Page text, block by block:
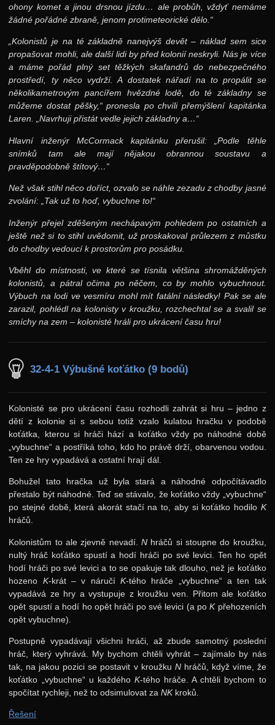
ohony komet a jinou drsnou jízdu… ale probůh, vždyť nemáme
žádné pořádné zbraně, jenom protimeteorické dělo.“
„Kolonistů je na té základně nanejvýš devět – náklad sem sice
propašovat mohli, ale další lidi by před kolonií neskryli. Nás je více
a máme pořád plný set těžkých skafandrů do nebezpečného
prostředí, ty něco vydrží. A dostatek nářadí na to propálit se
několikametrovým pancířem hvězdné lodě, do té základny se
můžeme dostat pěšky,“ pronesla po chvíli přemýšlení kapitánka
Laren. „Navrhuji přistát vedle jejich základny a…“
Hlavní inženýr McCormack kapitánku přerušil: „Podle těhle
snímků tam ale mají nějakou obrannou soustavu a
pravděpodobně štítový…“
Než však stihl něco doříct, ozvalo se náhle zezadu z chodby jasné
zvolání: „Tak už to hoď, vybuchne to!“
Inženýr přejel zděšeným nechápavým pohledem po ostatních a
ještě než si to stihl uvědomit, už proskakoval průlezem z můstku
do chodby vedoucí k prostorům pro posádku.
Vběhl do místnosti, ve které se tísnila většina shromážděných
kolonistů, a pátral očima po něčem, co by mohlo vybuchnout.
Výbuch na lodi ve vesmíru mohl mít fatální následky! Pak se ale
zarazil, pohlédl na kolonisty v kroužku, rozchechtal se a svalil se
smíchy na zem – kolonisté hráli pro ukrácení času hru!
32-4-1 Výbušné koťátko (9 bodů)
Kolonisté se pro ukrácení času rozhodli zahrát si hru – jedno z
dětí z kolonie si s sebou totiž vzalo kulatou hračku v podobě
koťátka, kterou si hráči hází a koťátko vždy po náhodné době
„vybuchne“ a postříká toho, kdo ho právě drží, obarvenou vodou.
Ten ze hry vypadává a ostatní hrají dál.
Bohužel tato hračka už byla stará a náhodné odpočítávadlo
přestalo být náhodné. Teď se stávalo, že koťátko vždy „vybuchne“
po stejné době, která akorát stačí na to, aby si koťátko hodilo K
hráčů.
Kolonistům to ale zjevně nevadí. N hráčů si stoupne do kroužku,
nultý hráč koťátko spustí a hodí hráči po své levici. Ten ho opět
hodí hráči po své levici a to se opakuje tak dlouho, než je koťátko
hozeno K-krát – v náručíK-tého hráče „vybuchne“ a ten tak
vypadává ze hry a vystupuje z kroužku ven. Přitom ale koťátko
opět spustí a hodí ho opět hráči po své levici (a poKpřehozeních
opět vybuchne).
Postupně vypadávají všichni hráči, až zbude samotný poslední
hráč, který vyhrává. My bychom chtěli vyhrát – zajímalo by nás
tak, na jakou pozici se postavit v kroužku Nhráčů, když víme, že
koťátko „vybuchne“ u každého K-tého hráče. A chtěli bychom to
spočítat rychleji, než to odsimulovat zaNKkroků.
Řešení
17. ročník: 04/05
15. ročník: 02/03
14. ročník: 01/02
13. ročník: 00/01
12. ročník: 99/00
10. ročník: 97/98
8. ročník: 95/96
7. ročník: 94/95
6. ročník: 93/94
4. ročník: 91/92
3. ročník: 90/91
2. ročník: 89/90
1. ročník: 88/89
0. ročník: 87/88